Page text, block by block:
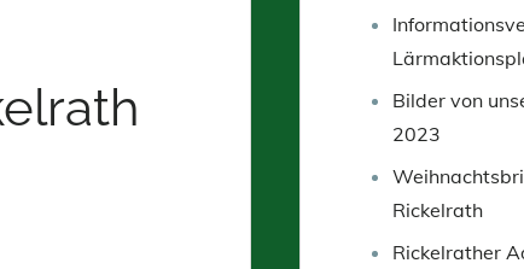
Bilder von
2023
Rickelrath
Rickelrather